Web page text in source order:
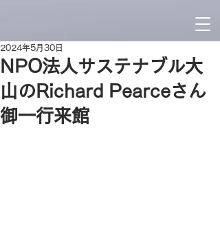
NPO法人サステナブル大
山のRichard Pearceさん
御一行来館
2024年5月30日